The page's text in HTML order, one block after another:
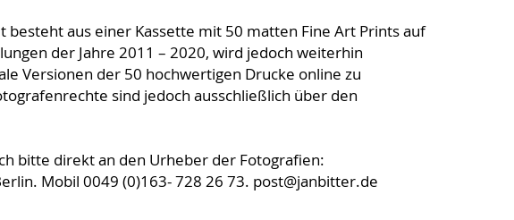
aus einer Kassette mit 50 matten Fine Art Prints auf
der Jahre 2011 – 2020, wird jedoch weiterhin
Versionen der 50 hochwertigen Drucke online zu
sind jedoch ausschließlich über den
bitte direkt an den Urheber der Fotografien:
Mobil 0049 (0)163- 728 26 73. post@janbitter.de